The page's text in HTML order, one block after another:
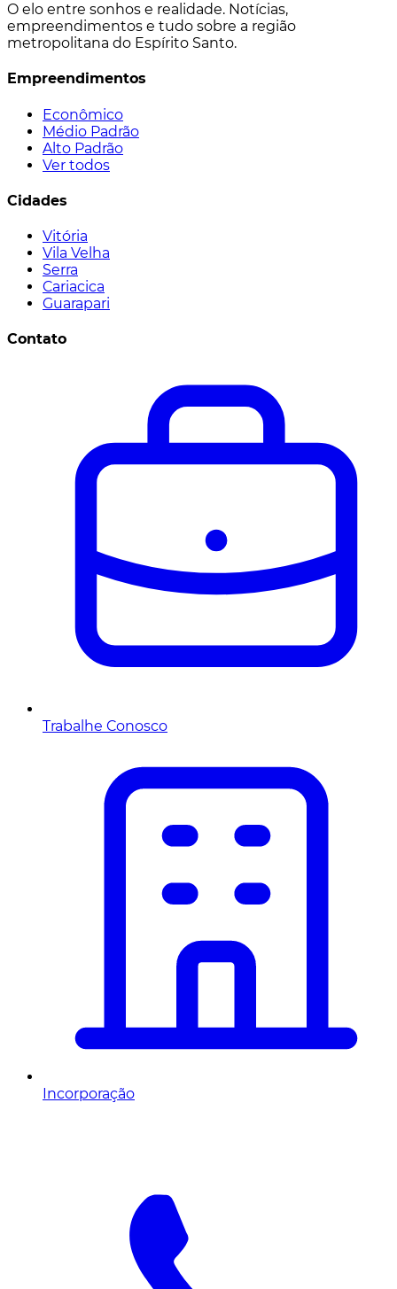
O elo entre sonhos e realidade. Notícias,
empreendimentos e tudo sobre a região
metropolitana do Espírito Santo.
Empreendimentos
Econômico
Médio Padrão
Alto Padrão
Ver todos
Cidades
Vitória
Vila Velha
Serra
Cariacica
Guarapari
Contato
Trabalhe Conosco
Incorporação